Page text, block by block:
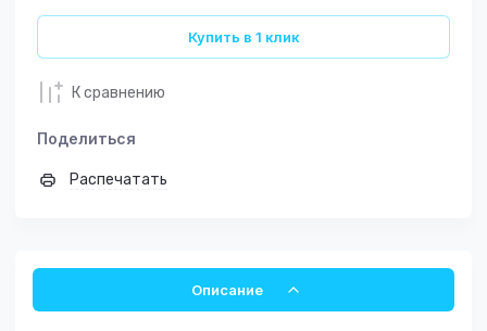
Купить в 1 клик
К сравнению
Поделиться
Распечатать
Описание